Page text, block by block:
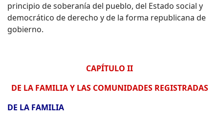
principio de soberanía del pueblo, del Estado social y
democrático de derecho y de la forma republicana de
gobierno.
CAPÍTULO II
DE LA FAMILIA Y LAS COMUNIDADES REGISTRADAS
DE LA FAMILIA